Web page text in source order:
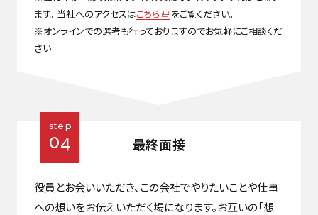
ます。 当社へのアクセスはこちら
をご覧ください。
※オンラインでの選考も行っておりますのでお気軽にご相談くだ
さい
step
04 最終面接
役員とお会いいただき、この会社でやりたいことや仕事
への想いをお伝えいただく場になります。お互いの「想